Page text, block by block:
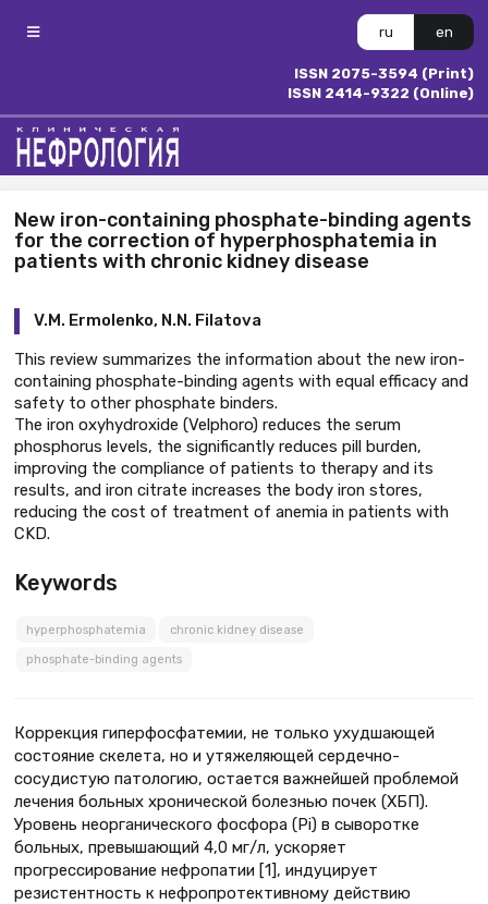
ru en
ISSN 2075-3594 (Print)
ISSN 2414-9322 (Online)
New iron-containing phosphate-binding agents
for the correction of hyperphosphatemia in
patients with chronic kidney disease
V.M. Ermolenko, N.N. Filatova
This review summarizes the information about the new iron-
containing phosphate-binding agents with equal efficacy and
safety to other phosphate binders.
The iron oxyhydroxide (Velphoro) reduces the serum
phosphorus levels, the significantly reduces pill burden,
improving the compliance of patients to therapy and its
results, and iron citrate increases the body iron stores,
reducing the cost of treatment of anemia in patients with
CKD.
Keywords
hyperphosphatemia chronic kidney disease
phosphate-binding agents
Коррекция гиперфосфатемии, не только ухудшающей
состояние скелета, но и утяжеляющей сердечно-
сосудистую патологию, остается важнейшей проблемой
лечения больных хронической болезнью почек (ХБП).
Уровень неорганического фосфора (Pi) в сыворотке
больных, превышающий 4,0 мг/л, ускоряет
прогрессирование нефропатии [1], индуцирует
резистентность к нефропротективному действию